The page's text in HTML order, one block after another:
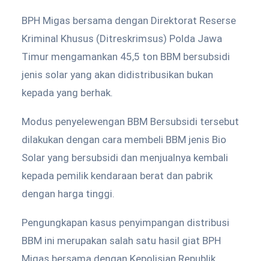
BPH Migas bersama dengan Direktorat Reserse
Kriminal Khusus (Ditreskrimsus) Polda Jawa
Timur mengamankan 45,5 ton BBM bersubsidi
jenis solar yang akan didistribusikan bukan
kepada yang berhak.
Modus penyelewengan BBM Bersubsidi tersebut
dilakukan dengan cara membeli BBM jenis Bio
Solar yang bersubsidi dan menjualnya kembali
kepada pemilik kendaraan berat dan pabrik
dengan harga tinggi.
Pengungkapan kasus penyimpangan distribusi
BBM ini merupakan salah satu hasil giat BPH
Migas bersama dengan Kepolisian Republik